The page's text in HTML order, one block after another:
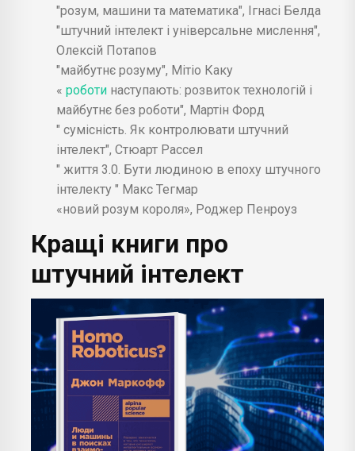
"розум, машини та математика", Ігнасі Белда
"штучний інтелект і універсальне мислення",
Олексій Потапов
"майбутнє розуму", Мітіо Каку
« роботи наступають: розвиток технологій і
майбутнє без роботи", Мартін Форд
" сумісність. Як контролювати штучний
інтелект", Стюарт Рассел
" життя 3.0. Бути людиною в епоху штучного
інтелекту " Макс Тегмар
«новий розум короля», Роджер Пенроуз
Кращі книги про
штучний інтелект